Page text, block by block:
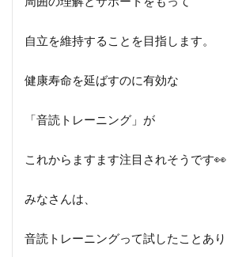
自立を維持することを目指します。
健康寿命を延ばすのに有効な
「音読トレーニング」が
これからますます注目されそうです👀
みなさんは、
音読トレーニングって試したことあり